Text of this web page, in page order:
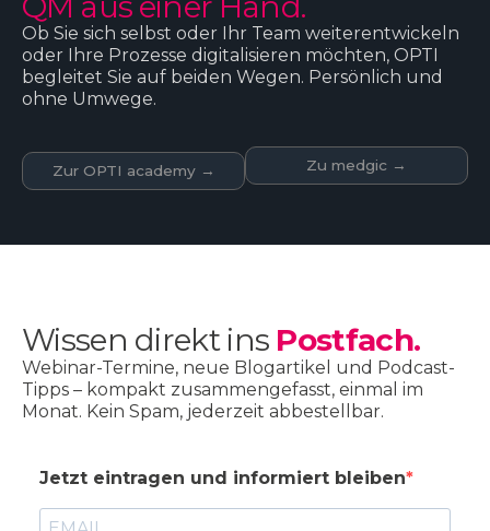
Ob Sie sich selbst oder Ihr Team weiterentwickeln
oder Ihre Prozesse digitalisieren möchten, OPTI
begleitet Sie auf beiden Wegen. Persönlich und
ohne Umwege.
Zur OPTI academy → Zu medgic →
Wissen direkt ins Postfach.
Webinar-Termine, neue Blogartikel und Podcast-
Tipps – kompakt zusammengefasst, einmal im
Monat. Kein Spam, jederzeit abbestellbar.
Jetzt eintragen und informiert bleiben